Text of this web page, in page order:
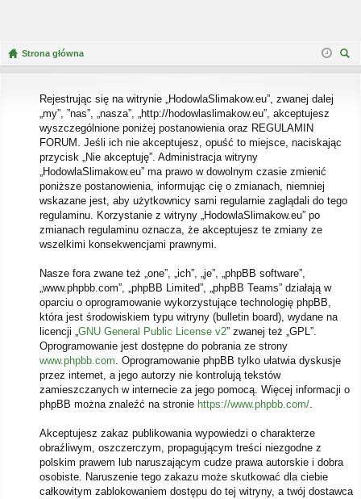
Strona główna
Rejestrując się na witrynie „HodowlaSlimakow.eu”, zwanej dalej
„my”, ”nas”, „nasza”, „http://hodowlaslimakow.eu”, akceptujesz
wyszczególnione poniżej postanowienia oraz REGULAMIN
FORUM. Jeśli ich nie akceptujesz, opuść to miejsce, naciskając
przycisk „Nie akceptuję”. Administracja witryny
„HodowlaSlimakow.eu” ma prawo w dowolnym czasie zmienić
poniższe postanowienia, informując cię o zmianach, niemniej
wskazane jest, aby użytkownicy sami regularnie zaglądali do tego
regulaminu. Korzystanie z witryny „HodowlaSlimakow.eu” po
zmianach regulaminu oznacza, że akceptujesz te zmiany ze
wszelkimi konsekwencjami prawnymi.
Nasze fora zwane też „one”, „ich”, „je”, „phpBB software”,
„www.phpbb.com”, „phpBB Limited”, „phpBB Teams” działają w
oparciu o oprogramowanie wykorzystujące technologię phpBB,
która jest środowiskiem typu witryny (bulletin board), wydane na
licencji „GNU General Public License v2” zwanej też „GPL”.
Oprogramowanie jest dostępne do pobrania ze strony
www.phpbb.com. Oprogramowanie phpBB tylko ułatwia dyskusje
przez internet, a jego autorzy nie kontrolują tekstów
zamieszczanych w internecie za jego pomocą. Więcej informacji o
phpBB można znaleźć na stronie https://www.phpbb.com/.
Akceptujesz zakaz publikowania wypowiedzi o charakterze
obraźliwym, oszczerczym, propagującym treści niezgodne z
polskim prawem lub naruszającym cudze prawa autorskie i dobra
osobiste. Naruszenie tego zakazu może skutkować dla ciebie
całkowitym zablokowaniem dostępu do tej witryny, a twój dostawca